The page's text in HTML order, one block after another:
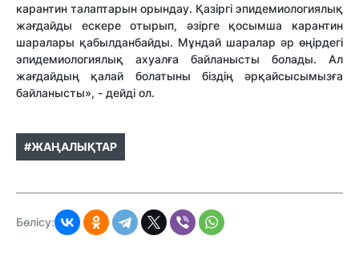
карантин талаптарын орындау. Қазіргі эпидемиологиялық
жағдайды ескере отырып, әзірге қосымша карантин
шаралары қабылданбайды. Мұндай шаралар әр өңірдегі
эпидемиологиялық ахуалға байланысты болады. Ал
жағдайдың қалай болатыны біздің әрқайсысымызға
байланысты», - дейді ол.
#ЖАҢАЛЫҚТАР
Бөлісу: